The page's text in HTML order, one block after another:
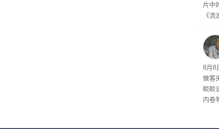
片中
《
乐
~”。
费
8月8
做客
睒睒
内卷